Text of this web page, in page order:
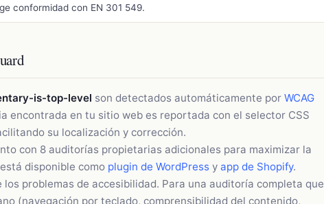
conformidad con EN 301 549.
is-top-level son detectados automáticamente por WCAG
encontrada en tu sitio web es reportada con el selector CSS
su localización y corrección.
con 8 auditorías propietarias adicionales para maximizar la
disponible como plugin de WordPress y app de Shopify.
problemas de accesibilidad. Para una auditoría completa que
(navegación por teclado, comprensibilidad del contenido,